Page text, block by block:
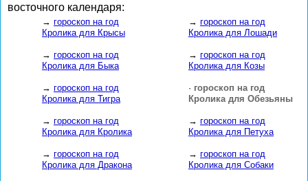
восточного календаря:
→ гороскоп на год
Кролика для Крысы
→ гороскоп на год
Кролика для Быка
→ гороскоп на год
Кролика для Тигра
→ гороскоп на год
Кролика для Кролика
→ гороскоп на год
Кролика для Дракона
→ гороскоп на год
Кролика для Лошади
→ гороскоп на год
Кролика для Козы
· гороскоп на год
Кролика для Обезьяны
→ гороскоп на год
Кролика для Петуха
→ гороскоп на год
Кролика для Собаки